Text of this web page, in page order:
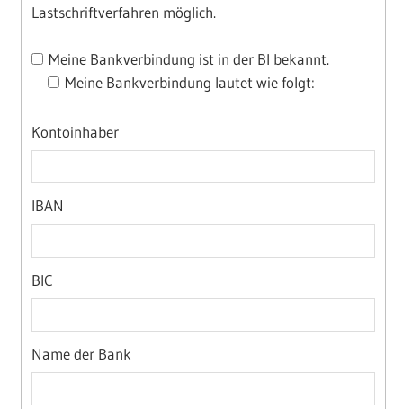
Lastschriftverfahren möglich.
Meine Bankverbindung ist in der BI bekannt.
Meine Bankverbindung lautet wie folgt:
Kontoinhaber
IBAN
BIC
Name der Bank